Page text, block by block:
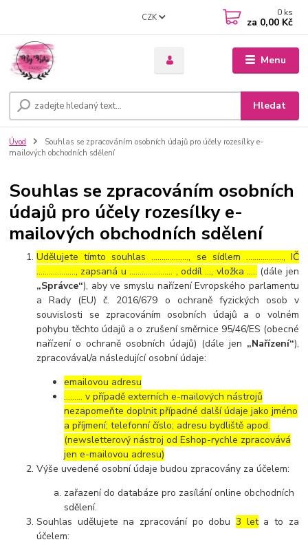
Menu
CZK
Hledat
0 ks
za 0,00 Kč
Úvod
Souhlas se zpracováním osobních údajů pro účely rozesílky e-
mailových obchodních sdělení
Souhlas se zpracováním osobních
údajů pro účely rozesílky e-
mailových obchodních sdělení
Udělujete tímto souhlas ……………..., se sídlem ………………, IČ
………………., zapsaná u ………………… , oddíl …, vložka ….. (dále jen
„Správce“), aby ve smyslu nařízení Evropského parlamentu
a Rady (EU) č. 2016/679 o ochraně fyzických osob v
souvislosti se zpracováním osobních údajů a o volném
pohybu těchto údajů a o zrušení směrnice 95/46/ES (obecné
nařízení o ochraně osobních údajů) (dále jen „Nařízení“),
zpracovával/a následující osobní údaje:
emailovou adresu
……… v případě externích e-mailových nástrojů
nezapomeňte doplnit případné další údaje jako jméno
a příjmení; telefonní číslo; adresu bydliště apod.
(newsletterový nástroj od Eshop-rychle zpracovává
jen e-mailovou adresu)
Výše uvedené osobní údaje budou zpracovány za účelem:
zařazení do databáze pro zasílání online obchodních
sdělení.
Souhlas udělujete na zpracování po dobu3 leta to za
účelem: